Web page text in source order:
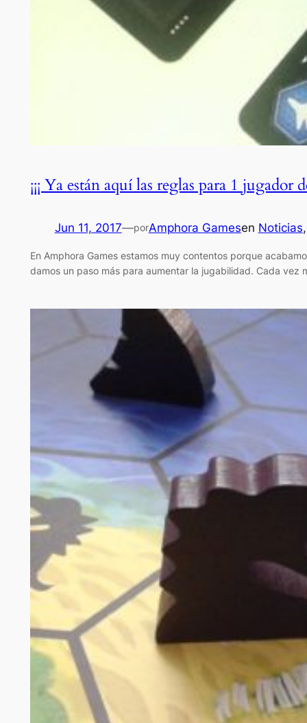
¡¡¡ Ya están aquí las reglas para 1 jugador
Jun 11, 2017—porAmphora Gamesen Noticias
En Amphora Games estamos muy contentos porque
damos un paso más para aumentar la jugabilidad. Cada